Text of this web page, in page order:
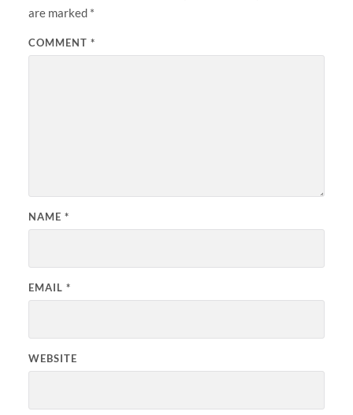
are marked *
COMMENT *
NAME *
EMAIL *
WEBSITE